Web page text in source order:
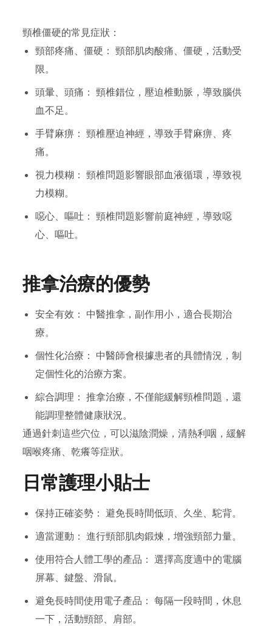
頸椎僵硬的常見症狀：
頸部疼痛、僵硬： 頸部肌肉酸痛、僵硬，活動受
限。
頭暈、頭痛： 頸椎錯位，壓迫椎動脈，導致腦供
血不足。
手臂麻痹： 頸椎壓迫神經，導致手臂麻痹、疼
痛。
視力模糊： 頸椎問題影響眼部血液循環，導致視
力模糊。
噁心、嘔吐： 頸椎問題影響前庭神經，導致噁
心、嘔吐。
推拿治療的優勢
安全有效： 中醫推拿，副作用小，適合長期治
療。
個性化治療： 中醫師會根據患者的具體情況，制
定個性化的治療方案。
綜合調理： 推拿治療，不僅能緩解頸椎問題，還
能調理整體健康狀況。
通過針刺這些穴位，可以滋陰潤燥，清熱利咽，緩解
咽喉疼痛、乾癢等症狀。
日常護理小貼士
保持正確姿勢： 避免長時間低頭、久坐、駝背。
適當運動： 進行頸部肌肉鍛煉，增強頸部力量。
使用符合人體工學的產品： 選擇高度適中的電腦
屏幕、鍵盤、滑鼠。
避免長時間使用電子產品： 每隔一段時間，休息
一下，活動頸部、肩部。